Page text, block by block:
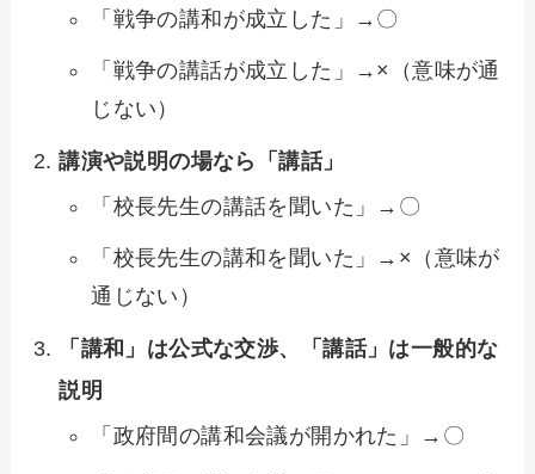
「戦争の講和が成立した」→〇
「戦争の講話が成立した」→×（意味が通
じない）
講演や説明の場なら「講話」
「校長先生の講話を聞いた」→〇
「校長先生の講和を聞いた」→×（意味が
通じない）
「講和」は公式な交渉、「講話」は一般的な
説明
「政府間の講和会議が開かれた」→〇